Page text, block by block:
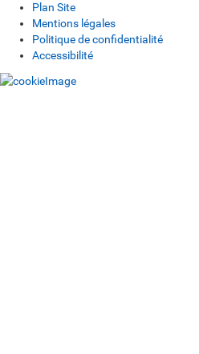
Plan Site
Mentions légales
Politique de confidentialité
Accessibilité